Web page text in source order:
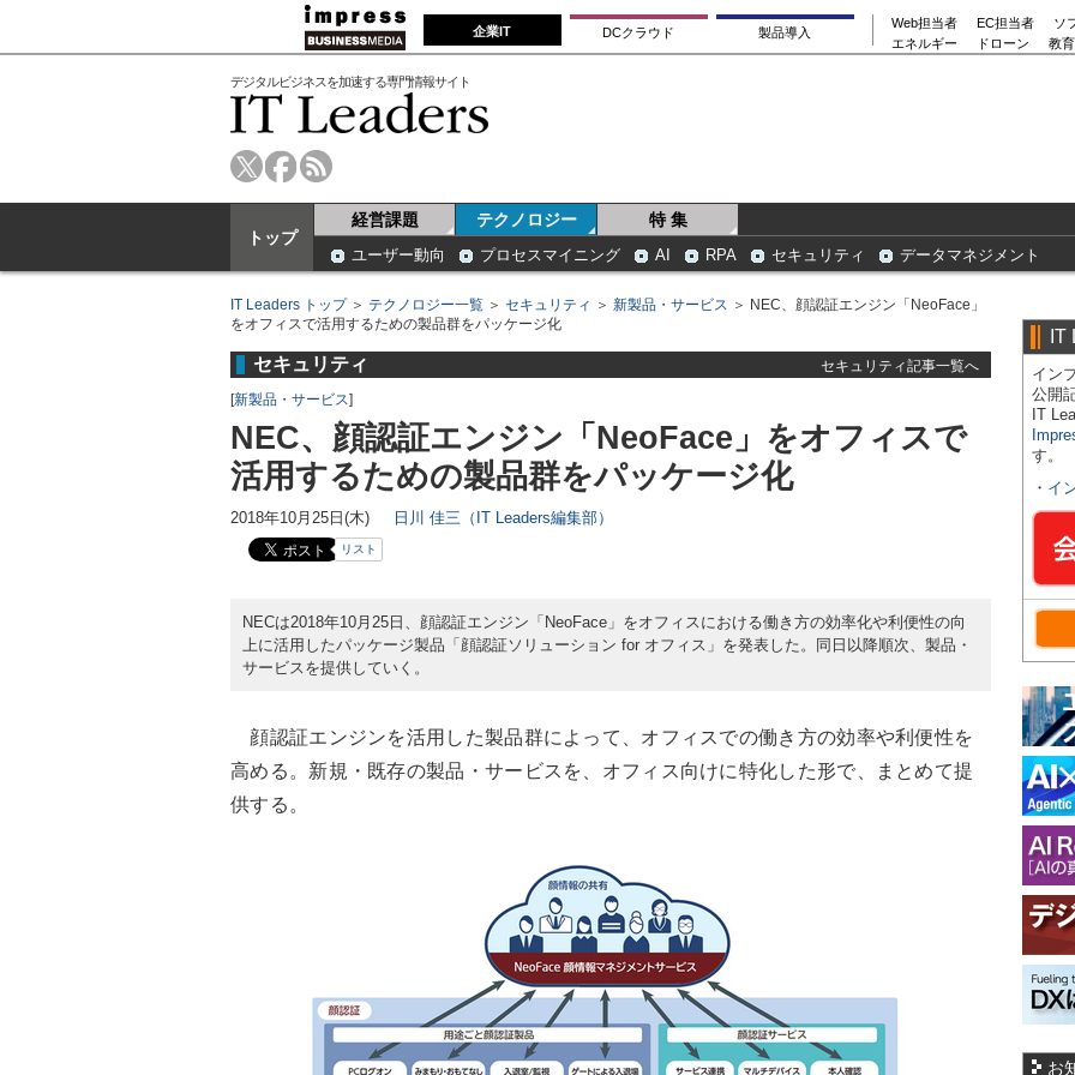
企業IT DCクラウド 製品導入
Web担当者 EC担当者
ソ
エネルギー
ドローン 教
デジタルビジネスを加速する専門情報サイト
トップ
経営課題 テクノロジー 特 集
ユーザー動向 プロセスマイニング AI RPA セキュリティ データマネジメント
IT Leaders トップ＞ テクノロジー一覧 ＞ セキュリティ ＞ 新製品・サービス ＞ NEC、顔認証エンジン「NeoFace」
をオフィスで活用するための製品群をパッケージ化
セキュリティ
セキュリティ記事一覧へ
[新製品・サービス]
NEC、顔認証エンジン「NeoFace」をオフィスで
活用するための製品群をパッケージ化
2018年10月25日(木) 日川 佳三（IT Leaders編集部）
リスト
NECは2018年10月25日、顔認証エンジン「NeoFace」をオフィスにおける働き方の効率化や利便性の向
上に活用したパッケージ製品「顔認証ソリューション for オフィス」を発表した。同日以降順次、製品・
サービスを提供していく。
顔認証エンジンを活用した製品群によって、オフィスでの働き方の効率や利便性を
高める。新規・既存の製品・サービスを、オフィス向けに特化した形で、まとめて提
供する。
IT
イン
公開
IT
す。
・ イ
お